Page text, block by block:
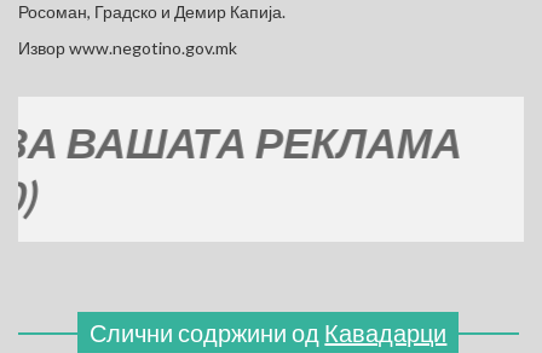
Росоман, Градско и Демир Капија.
Извор www.negotino.gov.mk
РЕКЛАМА
Слични содржини од Кавадарци